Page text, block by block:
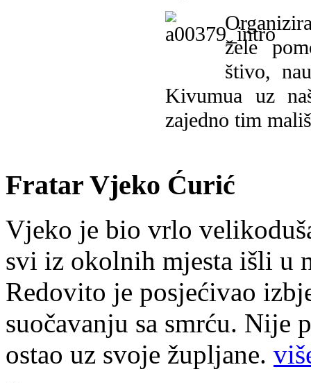
žele
štivo,
Kivumua uz
zajedno tim
Fratar Vjeko Ćurić
Vjeko je bio vrlo
svi iz okolnih mjesta išli u
Redovito je posjećivao
suočavanju sa smrću. Nije
ostao uz svoje župljane.